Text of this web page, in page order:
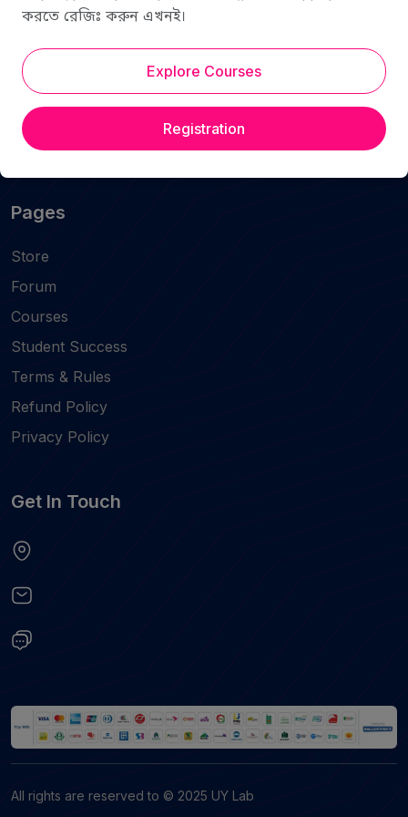
করতে রেজিঃ করুন এখনই।
Explore Courses
Registration
Contact
Blog
Instructors
Certificate Validation
Subscriptions Package
Pages
Store
Forum
Courses
Student Success
Terms & Rules
Refund Policy
Privacy Policy
Get In Touch
All rights are reserved to © 2025 UY Lab